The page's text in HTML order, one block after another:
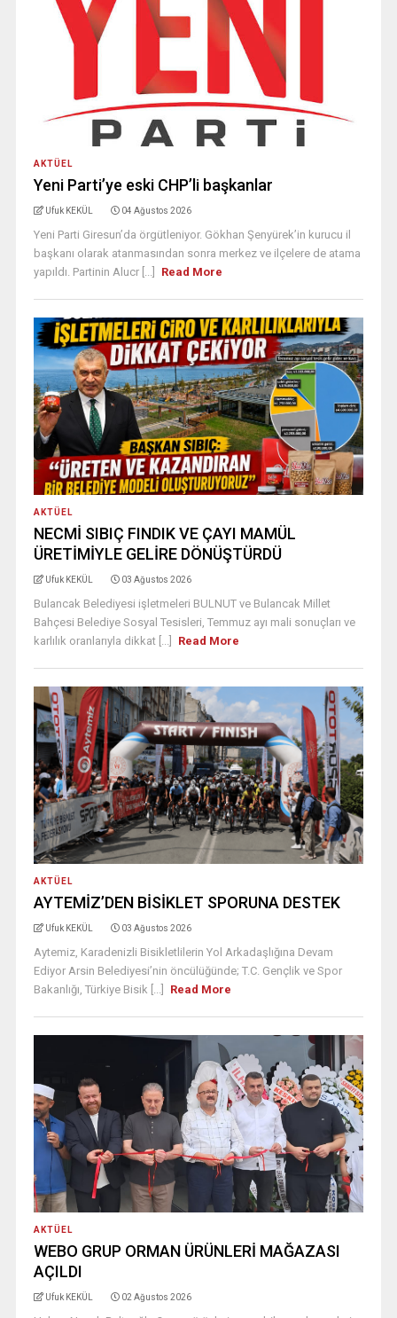
AKTÜEL
Yeni Parti’ye eski CHP’li başkanlar
Ufuk KEKÜL 04 Ağustos 2026
Yeni Parti Giresun’da örgütleniyor. Gökhan Şenyürek’in kurucu il
başkanı olarak atanmasından sonra merkez ve ilçelere de atama
yapıldı. Partinin Alucr [...]
Read More
AKTÜEL
NECMİ SIBIÇ FINDIK VE ÇAYI MAMÜL
ÜRETİMİYLE GELİRE DÖNÜŞTÜRDÜ
Ufuk KEKÜL 03 Ağustos 2026
Bulancak Belediyesi işletmeleri BULNUT ve Bulancak Millet
Bahçesi Belediye Sosyal Tesisleri, Temmuz ayı mali sonuçları ve
karlılık oranlarıyla dikkat [...]
Read More
AKTÜEL
AYTEMİZ’DEN BİSİKLET SPORUNA DESTEK
Ufuk KEKÜL 03 Ağustos 2026
Aytemiz, Karadenizli Bisikletlilerin Yol Arkadaşlığına Devam
Ediyor Arsin Belediyesi’nin öncülüğünde; T.C. Gençlik ve Spor
Bakanlığı, Türkiye Bisik [...]
Read More
AKTÜEL
WEBO GRUP ORMAN ÜRÜNLERİ MAĞAZASI
AÇILDI
Ufuk KEKÜL 02 Ağustos 2026